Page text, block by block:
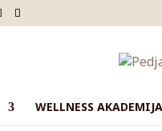
WELLNESS AKADEMIJA